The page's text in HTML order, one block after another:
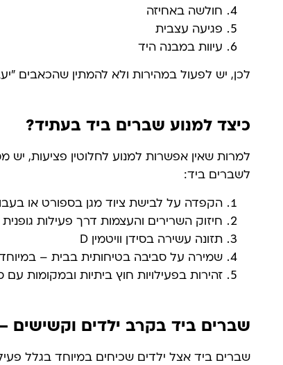
חולשה באחיזה
פגיעה עצבית
עיוות במבנה היד
לכן, יש לפעול במהירות ולא להמתין שהכאבים
כיצד למנוע שברים ביד בעתיד?
למרות שאין אפשרות למנוע לחלוטין פציעות, יש
לשברים ביד:
הקפדה על לבישת ציוד מגן בספורט או
חיזוק השרירים והעצמות דרך פעילות
תזונה עשירה בסידן וויטמין D
שמירה על סביבה בטיחותית בבית – במיוחד
זהירות בפעילויות חוץ ביתיות ובמקומות עם
שברים ביד בקרב ילדים
שברים ביד אצל ילדים שכיחים במיוחד בגלל